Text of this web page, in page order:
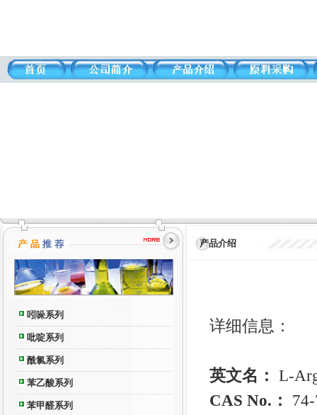
吲哚系列
吡啶系列
酰氯系列
苯乙酸系列
苯甲醛系列
产品介绍
详细信息：
英文名： L-
CAS No.：